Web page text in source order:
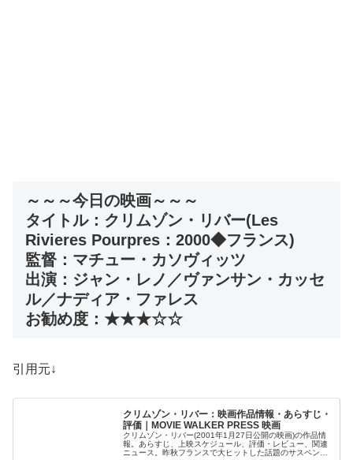
～～～今日の映画～～～
タイトル：クリムゾン・リバー(Les
Rivieres Pourpres：2000◆フランス)
監督：マチュー・カソヴィッツ
出演：ジャン・レノ／ヴァンサン・カッセ
ル／ナディア・ファレス
お勧め度：★★★☆☆
引用元↓
クリムゾン・リバー：映画作品情報・あらすじ・
評価｜MOVIE WALKER PRESS 映画
クリムゾン・リバー(2001年1月27日公開の映画)の作品情
報。あらすじ、上映スケジュール、評価・レビュー、関連
ニュース。昨秋フランスで大ヒットした話題のサスペン